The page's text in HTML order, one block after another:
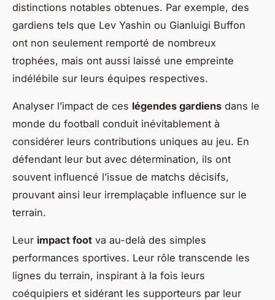
distinctions notables obtenues. Par exemple, des
gardiens tels que Lev Yashin ou Gianluigi Buffon
ont non seulement remporté de nombreux
trophées, mais ont aussi laissé une empreinte
indélébile sur leurs équipes respectives.
Analyser l’impact de ces légendes gardiens dans le
monde du football conduit inévitablement à
considérer leurs contributions uniques au jeu. En
défendant leur but avec détermination, ils ont
souvent influencé l’issue de matchs décisifs,
prouvant ainsi leur irremplaçable influence sur le
terrain.
Leur impact foot va au-delà des simples
performances sportives. Leur rôle transcende les
lignes du terrain, inspirant à la fois leurs
coéquipiers et sidérant les supporteurs par leur